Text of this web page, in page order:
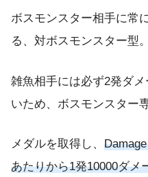
ボスモンスター相手に常
る、対ボスモンスター型。
雑魚相手には必ず2発ダ
いため、ボスモンスター
メダルを取得し、
あたりから1発10000ダメ